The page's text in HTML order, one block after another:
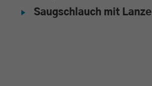
Saugschlauch mit Lanze